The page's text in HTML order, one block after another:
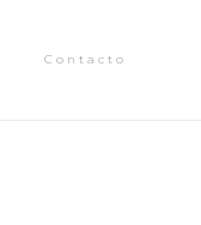
Contacto